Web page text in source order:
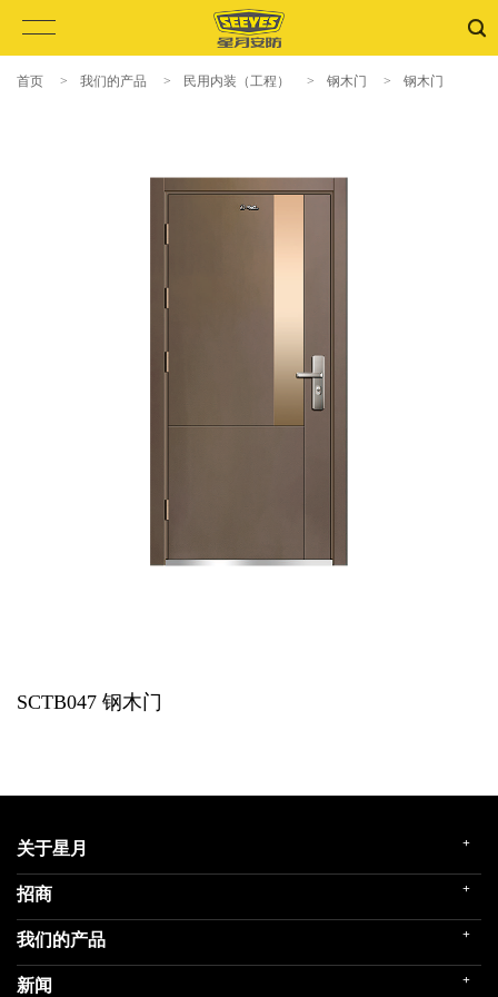
首页 > 我们的产品 > 民用内装（工程） > 钢木门 > 钢木门
SCTB047 钢木门
关于星月 +
企业简介
企业文化
荣誉殿堂
招商 +
门店展示
我们的产品 +
民用家装（零售）
新闻 +